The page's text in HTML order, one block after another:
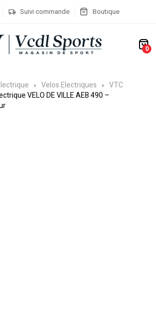
Suivi commande Boutique
0
Velos Electriques
VTC
VELO DE VILLE AEB 490 –